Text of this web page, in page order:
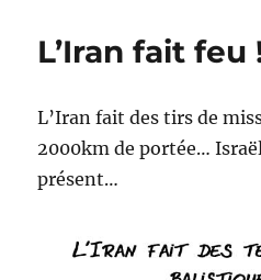
!
L’Iran fait feu
L’Iran fait des tirs de
2000km de portée…
présent…